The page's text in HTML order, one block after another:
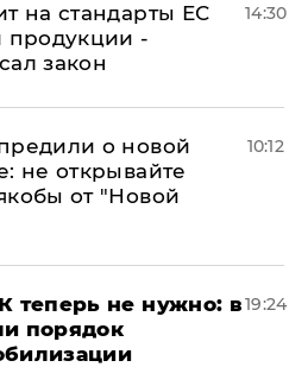
на стандарты ЕС
продукции -
закон
14:30
о новой
не открывайте
от "Новой
10:12
теперь не нужно: в
порядок
19:24